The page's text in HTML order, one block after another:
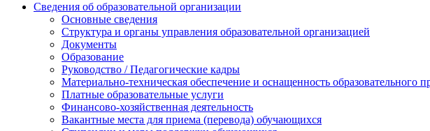
Сведения об образовательной организации
Основные сведения
Структура и органы управления образовательной организацией
Документы
Образование
Руководство / Педагогические кадры
Материально-техническая обеспечение и оснащенность образовательного
Платные образовательные услуги
Финансово-хозяйственная деятельность
Вакантные места для приема (перевода) обучающихся